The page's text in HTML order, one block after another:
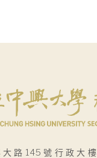
路145號行政大